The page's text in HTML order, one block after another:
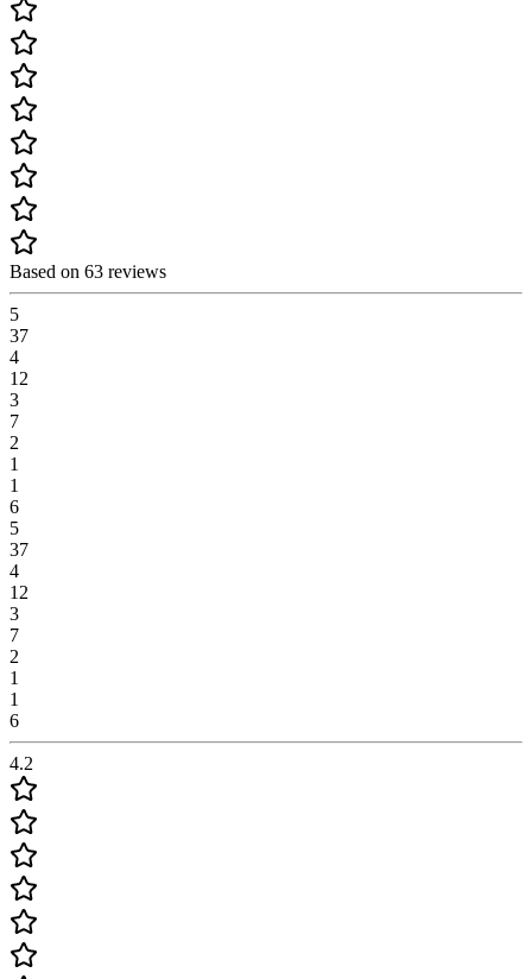
Based on 63 reviews
5
37
4
12
3
7
2
1
1
6
5
37
4
12
3
7
2
1
1
6
4.2